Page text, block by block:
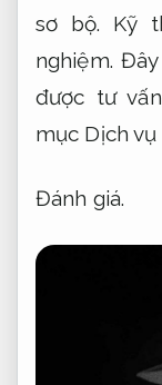
sơ bộ. Kỹ
nghiệm.
được tư
mục Dịch
Đánh giá.